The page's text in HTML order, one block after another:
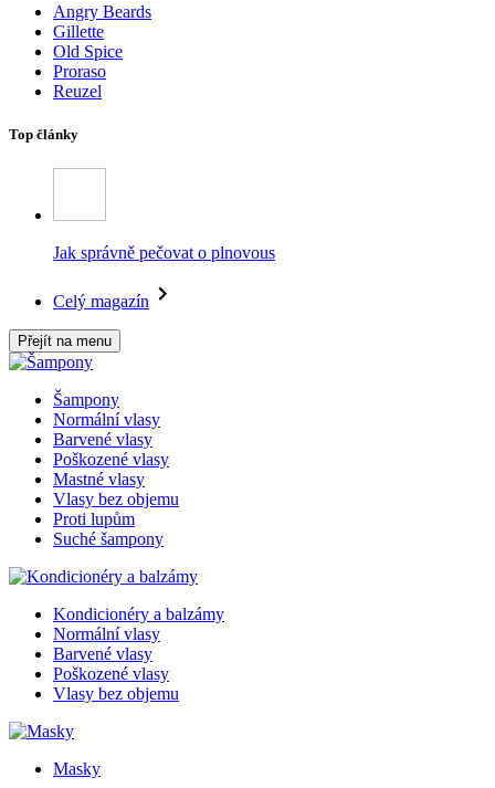
Angry Beards
Gillette
Old Spice
Proraso
Reuzel
Top články
Jak správně pečovat o plnovous
Celý magazín
Přejít na menu
Šampony
Normální vlasy
Barvené vlasy
Poškozené vlasy
Mastné vlasy
Vlasy bez objemu
Proti lupům
Suché šampony
Kondicionéry a balzámy
Normální vlasy
Barvené vlasy
Poškozené vlasy
Vlasy bez objemu
Masky